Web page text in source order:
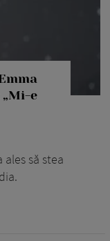
e
să stea